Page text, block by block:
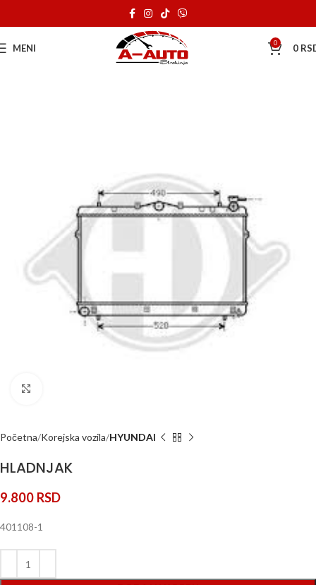
MENI 0 0
Početna Korejska vozila HYUNDAI
HLADNJAK
9.800 RSD
401108-1